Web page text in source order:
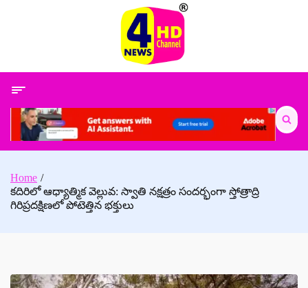
Search
for:
Home
కదిరిలో ఆధ్యాత్మిక వెల్లువ: స్వాతి నక్షత్రం సందర్భంగా స్తోత్రాద్రి
గిరిప్రదక్షిణలో పోటెత్తిన భక్తులు